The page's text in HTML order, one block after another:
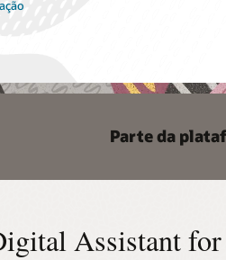
Parte da
Assistant